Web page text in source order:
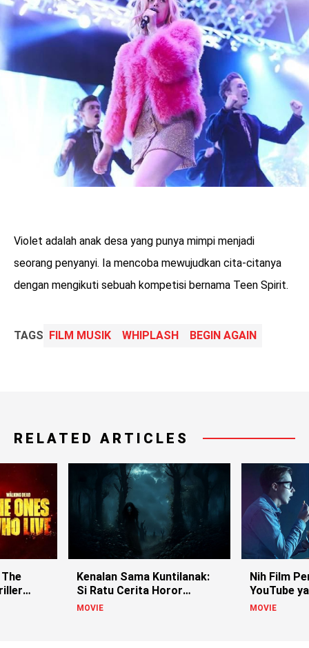
Violet adalah anak desa yang punya mimpi menjadi
seorang penyanyi. Ia mencoba mewujudkan cita-citanya
dengan mengikuti sebuah kompetisi bernama Teen Spirit.
TAGS FILM MUSIK WHIPLASH BEGIN AGAIN
RELATED ARTICLES
Kenalan Sama Kuntilanak:
Si Ratu Cerita Horor
Indonesia!
MOVIE
Nih Film
YouTube
MOVIE